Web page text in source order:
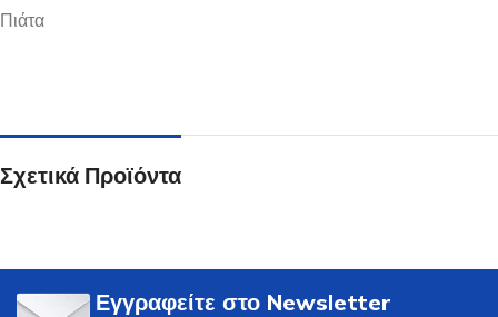
Πιάτα
Σχετικά Προϊόντα
Εγγραφείτε στο Newsletter